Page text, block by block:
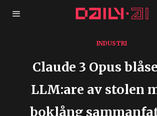
INDUSTRI
Claude 3 Opus
LLM:are av stolen
boklång